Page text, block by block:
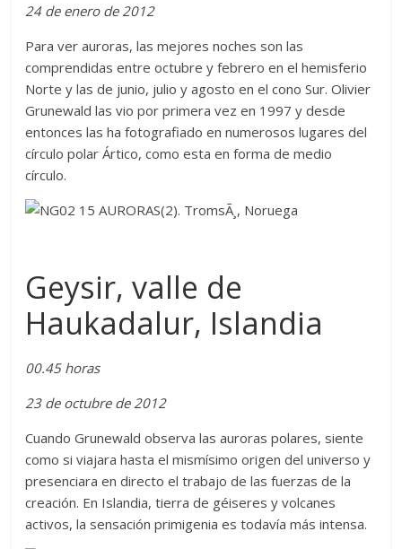
24 de enero de 2012
Para ver auroras, las mejores noches son las
comprendidas entre octubre y febrero en el hemisferio
Norte y las de junio, julio y agosto en el cono Sur. Olivier
Grunewald las vio por primera vez en 1997 y desde
entonces las ha fotografiado en numerosos lugares del
círculo polar Ártico, como esta en forma de medio
círculo.
Geysir, valle de
Haukadalur, Islandia
00.45 horas
23 de octubre de 2012
Cuando Grunewald observa las auroras polares, siente
como si viajara hasta el mismísimo origen del universo y
presenciara en directo el trabajo de las fuerzas de la
creación. En Islandia, tierra de géiseres y volcanes
activos, la sensación primigenia es todavía más intensa.